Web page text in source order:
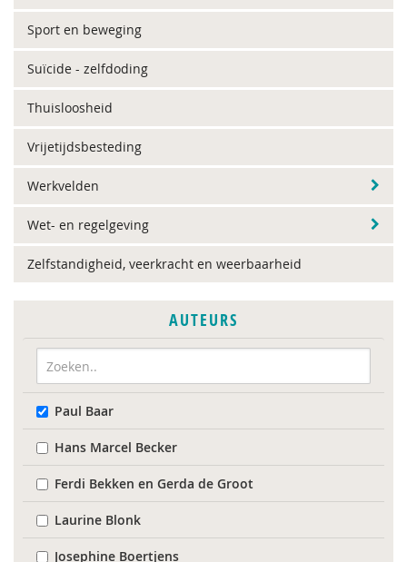
Sport en beweging
Suïcide - zelfdoding
Thuisloosheid
Vrijetijdsbesteding
Werkvelden
Wet- en regelgeving
Zelfstandigheid, veerkracht en weerbaarheid
AUTEURS
Paul Baar
Hans Marcel Becker
Ferdi Bekken en Gerda de Groot
Laurine Blonk
Josephine Boertjens